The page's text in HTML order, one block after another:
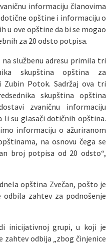
informaciju članovima
opštine i informaciju o
u ove opštine da bi se mogao
za 20 odsto potpisa.
službenu adresu primila tri
skupština opština za
Zubin Potok. Sadržaj ova tri
skupština opština
zvaničnu informaciju
li su glasači dotičnih opština.
informaciju o ažuriranom
na osnovu čega se
broj potpisa od 20 odsto“,
opština Zvečan, pošto je
odbila zahtev za podnošenje
inicijativnoj grupi, u koji je
zahtev odbija „zbog činjenice